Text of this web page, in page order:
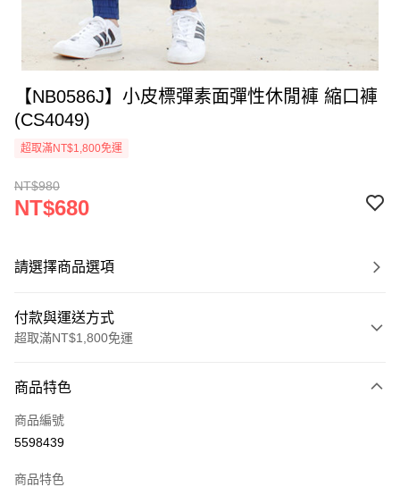
【NB0586J】小皮標彈素面彈性休閒褲 縮口褲
(CS4049)
超取滿NT$1,800免運
NT$980
NT$680
請選擇商品選項
付款與運送方式
超取滿NT$1,800免運
信用卡一次付款
超商取貨付款
商品特色
商品編號
5598439
商品特色